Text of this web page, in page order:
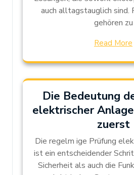
auch alltagstauglich sind.
gehören zu
Read More
Die Bedeutung
elektrischer
zuerst
Die regelm ige Prüfung
ist ein entscheidender
Sicherheit als auch die